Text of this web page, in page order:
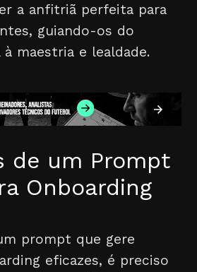
a anfitriã perfeita para
guiando-os do
maestria e lealdade.
de um Prompt
Onboarding
prompt que gere
eficazes, é preciso